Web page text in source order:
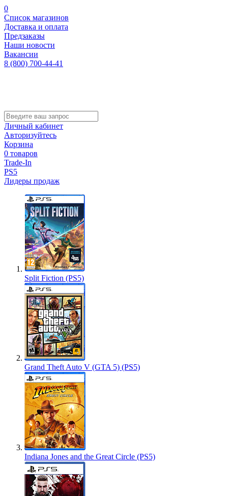
0
Список магазинов
Доставка и оплата
Предзаказы
Наши новости
Вакансии
8 (800) 700-44-41
Личный кабинет
Авторизуйтесь
Корзина
0 товаров
Trade-In
PS5
Лидеры продаж
Split Fiction (PS5)
Grand Theft Auto V (GTA 5) (PS5)
Indiana Jones and the Great Circle (PS5)